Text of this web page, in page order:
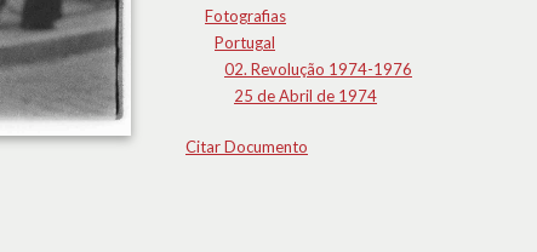
Fotografias
Portugal
02. Revolução 1974-1976
25 de Abril de 1974
Citar Documento